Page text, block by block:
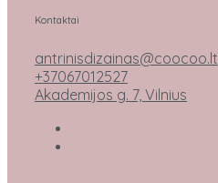
Kontaktai
antrinisdizainas@coocoo.lt
+37067012527
Akademijos g. 7, Vilnius